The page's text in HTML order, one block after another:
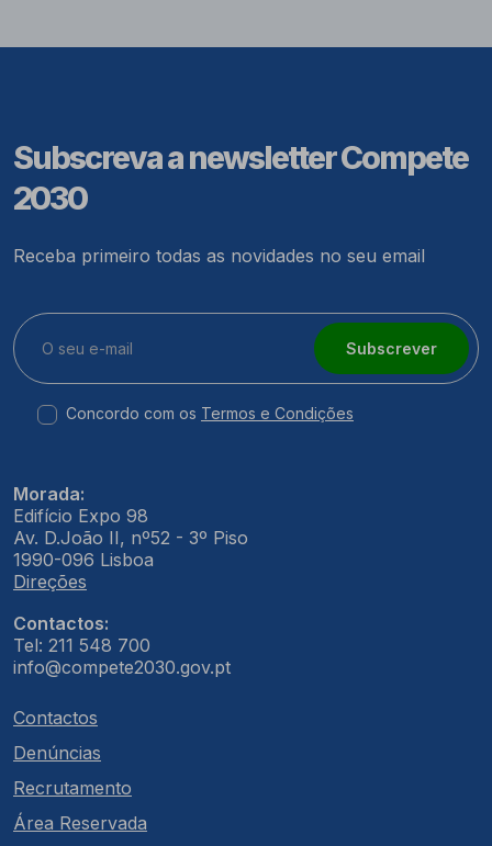
Subscreva a newsletter Compete
2030
Receba primeiro todas as novidades no seu email
Subscrever
Concordo com os Termos e Condições
Morada:
Edifício Expo 98
Av. D.João II, nº52 - 3º Piso
1990-096 Lisboa
Direções
Contactos:
Tel: 211 548 700
info@compete2030.gov.pt
Contactos
Denúncias
Recrutamento
Área Reservada